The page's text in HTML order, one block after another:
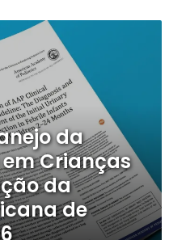
da
Crianças
da
de